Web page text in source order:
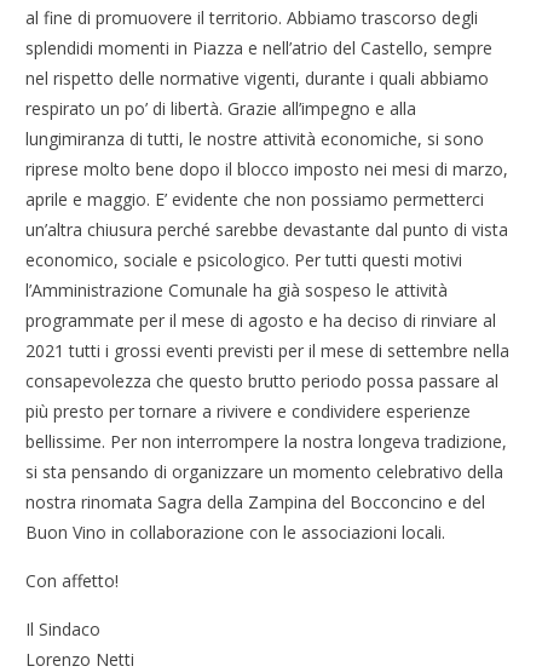
al fine di promuovere il territorio. Abbiamo trascorso degli
splendidi momenti in Piazza e nell’atrio del Castello, sempre
nel rispetto delle normative vigenti, durante i quali abbiamo
respirato un po’ di libertà. Grazie all’impegno e alla
lungimiranza di tutti, le nostre attività economiche, si sono
riprese molto bene dopo il blocco imposto nei mesi di marzo,
aprile e maggio. E’ evidente che non possiamo permetterci
un’altra chiusura perché sarebbe devastante dal punto di vista
economico, sociale e psicologico. Per tutti questi motivi
l’Amministrazione Comunale ha già sospeso le attività
programmate per il mese di agosto e ha deciso di rinviare al
2021 tutti i grossi eventi previsti per il mese di settembre nella
consapevolezza che questo brutto periodo possa passare al
più presto per tornare a rivivere e condividere esperienze
bellissime. Per non interrompere la nostra longeva tradizione,
si sta pensando di organizzare un momento celebrativo della
nostra rinomata Sagra della Zampina del Bocconcino e del
Buon Vino in collaborazione con le associazioni locali.
Con affetto!
Il Sindaco
Lorenzo Netti